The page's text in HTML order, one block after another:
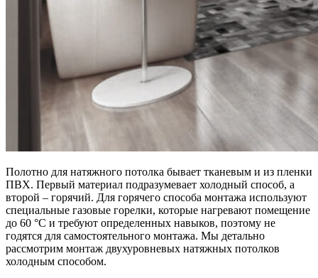
Полотно для натяжного потолка бывает тканевым и из пленки
ПВХ. Первый материал подразумевает холодный способ, а
второй – горячий. Для горячего способа монтажа используют
специальные газовые горелки, которые нагревают помещение
до 60 °С и требуют определенных навыков, поэтому не
годятся для самостоятельного монтажа. Мы детально
рассмотрим монтаж двухуровневых натяжных потолков
холодным способом.